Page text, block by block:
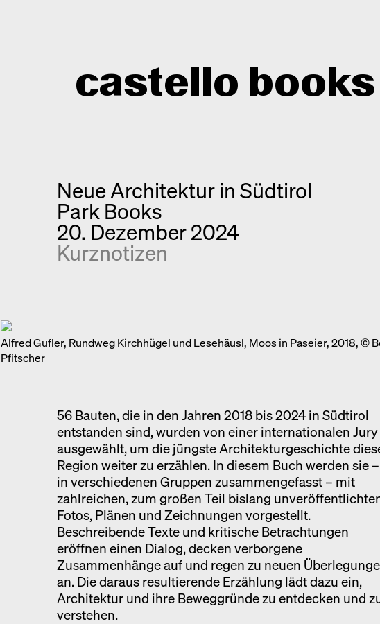
castello books
Kategorien
Interview
Kurznotizen
Neuerscheinungen
Venedig
Info
Newsletter
Neue Architektur in Südtirol
Park Books
20. Dezember 2024
Kurznotizen
Alfred Gufler, Rundweg Kirchhügel und Lesehäusl, Moos in Paseier, 2018, ©
Pfitscher
56 Bauten, die in den Jahren 2018 bis 2024 in Südtirol
entstanden sind, wurden von einer internationalen Jury
ausgewählt, um die jüngste Architekturgeschichte
Region weiter zu erzählen. In diesem Buch werden sie –
in verschiedenen Gruppen zusammengefasst – mit
zahlreichen, zum großen Teil bislang
Fotos, Plänen und Zeichnungen vorgestellt.
Beschreibende Texte und kritische Betrachtungen
eröffnen einen Dialog, decken verborgene
Zusammenhänge auf und regen zu neuen
an. Die daraus resultierende Erzählung lädt dazu ein,
Architektur und ihre Beweggründe zu entdecken und
verstehen.